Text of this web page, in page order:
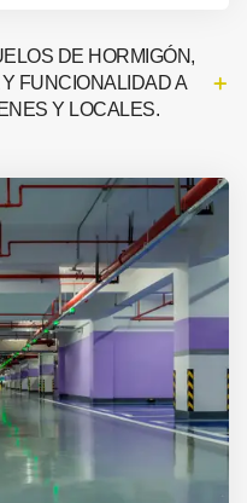
DE HORMIGÓN,
FUNCIONALIDAD A
Y LOCALES.